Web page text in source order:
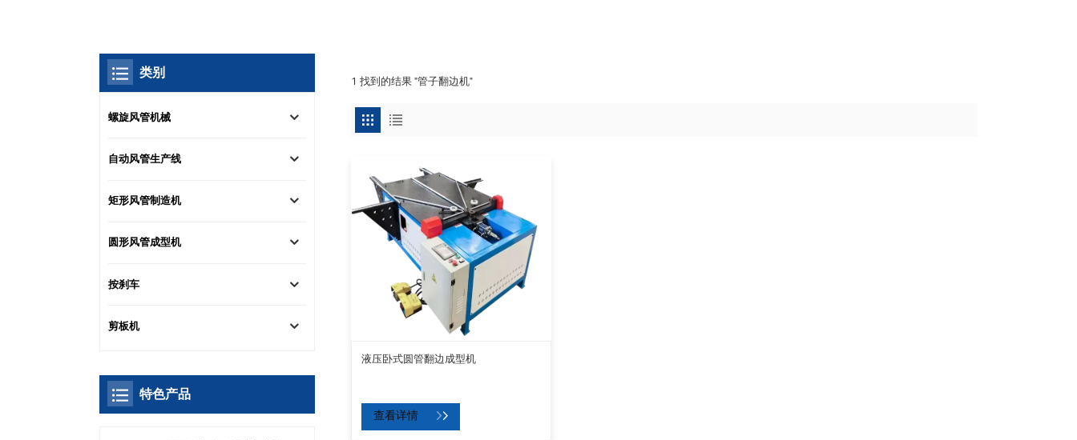
1 找到的结果 "管子翻边机"
液压卧式圆管翻边成型机
查看详情
类别
螺旋风管机械
自动风管生产线
矩形风管制造机
圆形风管成型机
按刹车
剪板机
特色产品